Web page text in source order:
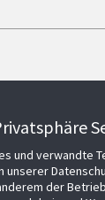
und verwandte
unserer
der